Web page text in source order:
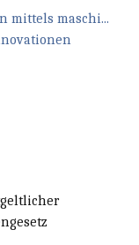
mittels maschi...